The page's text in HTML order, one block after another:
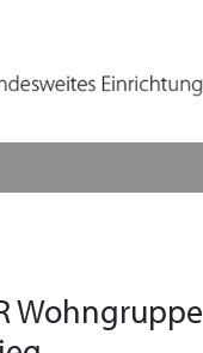
Wohngruppe